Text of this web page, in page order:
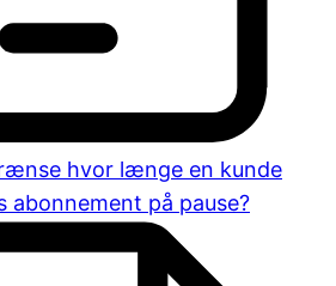
hvor længe en kunde
på pause?